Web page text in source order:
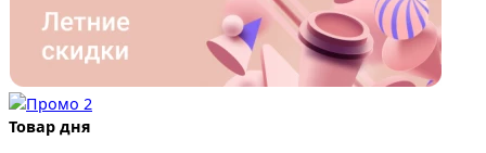
Товар дня